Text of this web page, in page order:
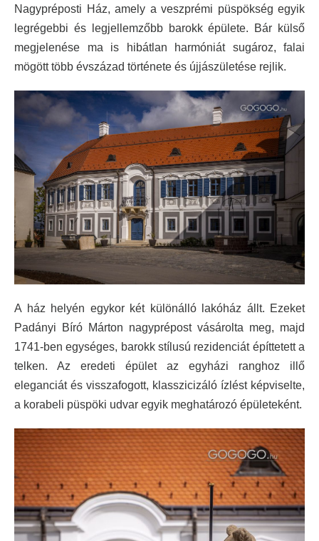
Nagypréposti Ház, amely a veszprémi püspökség egyik
legrégebbi és legjellemzőbb barokk épülete. Bár külső
megjelenése ma is hibátlan harmóniát sugároz, falai
mögött több évszázad története és újjászületése rejlik.
A ház helyén egykor két különálló lakóház állt. Ezeket
Padányi Bíró Márton nagyprépost vásárolta meg, majd
1741-ben egységes, barokk stílusú rezidenciát építtetett a
telken. Az eredeti épület az egyházi ranghoz illő
eleganciát és visszafogott, klasszicizáló ízlést képviselte,
a korabeli püspöki udvar egyik meghatározó épületeként.